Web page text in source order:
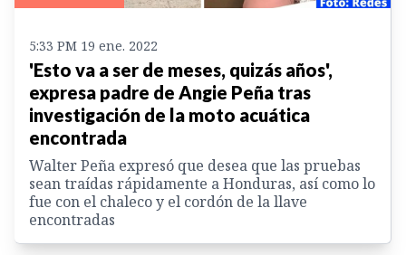
5:33 PM 19 ene. 2022
'Esto va a ser de meses, quizás años',
expresa padre de Angie Peña tras
investigación de la moto acuática
encontrada
Walter Peña expresó que desea que las pruebas
sean traídas rápidamente a Honduras, así como lo
fue con el chaleco y el cordón de la llave
encontradas